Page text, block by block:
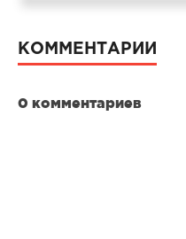
КОММЕНТАРИИ
0 комментариев